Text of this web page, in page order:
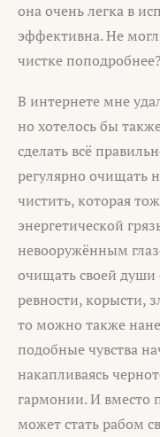
она очень легка в
эффективна. Не
чистке поподробнее?
В интернете мне
но хотелось бы
сделать всё
регулярно очищать
чистить, которая
энергетической
невооружённым
очищать своей души
ревности, корысти,
то можно также
подобные чувства
накапливаясь
гармонии. И вместо
может стать рабом